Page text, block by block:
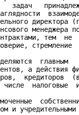
задач
директора
менеджера
тем  не
главным
а действия
кредиторов
налоговые
и